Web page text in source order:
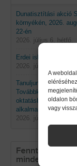
A
oldalon
vagy
Dunatisztítási akció
környékén, 2026.
22-én
2026. július 6. hétfő.
Erdei iskolák 2026
2026. június 29. hétfő.
Tanuljunk a
Továbbképzés a
oktatásban való
alkalmazásáról
2026. június 19.